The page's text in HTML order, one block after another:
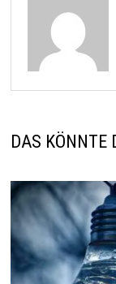
DAS KÖNNTE